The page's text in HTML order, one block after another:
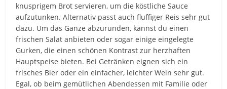
knusprigem Brot servieren, um die köstliche Sauce
aufzutunken. Alternativ passt auch fluffiger Reis sehr gut
dazu. Um das Ganze abzurunden, kannst du einen
frischen Salat anbieten oder sogar einige eingelegte
Gurken, die einen schönen Kontrast zur herzhaften
Hauptspeise bieten. Bei Getränken eignen sich ein
frisches Bier oder ein einfacher, leichter Wein sehr gut.
Egal, ob beim gemütlichen Abendessen mit Familie oder